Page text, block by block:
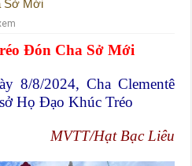
Sở Mới
Đón Cha Sở Mới
8/8/2024, Cha Clementê
Họ Đạo Khúc Tréo
MVTT/Hạt Bạc Liêu